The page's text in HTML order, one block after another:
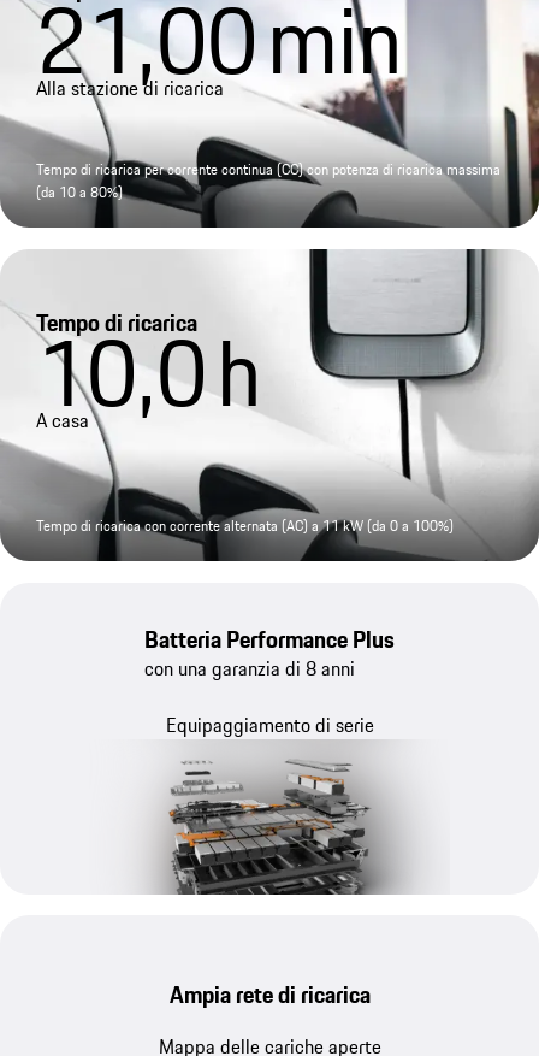
21,00min
Alla stazione di ricarica
Tempo di ricarica per corrente continua (CC) con potenza di ricarica massima
(da 10 a 80%)
Tempo di ricarica
10,0h
A casa
Tempo di ricarica con corrente alternata (AC) a 11 kW (da 0 a 100%)
Batteria Performance Plus
con una garanzia di 8 anni
Equipaggiamento di serie
Ampia rete di ricarica
Mappa delle cariche aperte